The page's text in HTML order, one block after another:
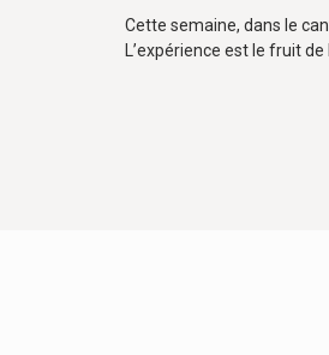
Cette semaine, dans le
L’expérience est le fruit